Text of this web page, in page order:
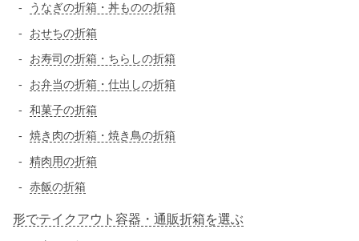
うなぎの折箱・丼ものの折箱
おせちの折箱
お寿司の折箱・ちらしの折箱
お弁当の折箱・仕出しの折箱
和菓子の折箱
焼き肉の折箱・焼き鳥の折箱
精肉用の折箱
赤飯の折箱
形でテイクアウト容器・通販折箱を選ぶ